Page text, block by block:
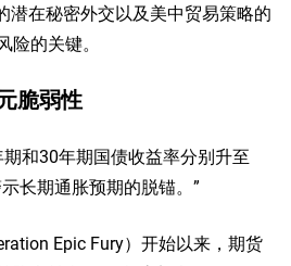
潜在秘密外交以及美中贸易策略的
的关键。
脆弱性
和30年期国债收益率分别升至
长期通胀预期的脱锚。”
Epic Fury）开始以来，期货